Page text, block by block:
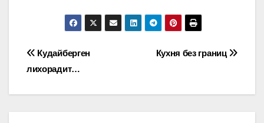
Навигация
по
Кухня без границ
Кудайберген
лихорадит…